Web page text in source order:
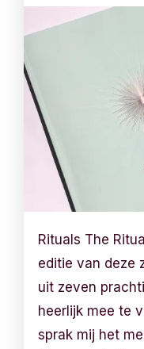
Rituals The
editie van deze
uit zeven
heerlijk mee te
sprak mij het